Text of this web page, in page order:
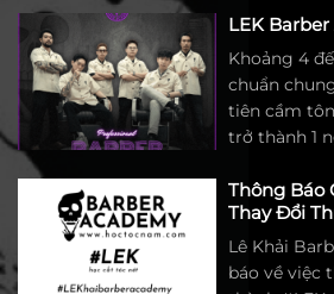
LEK
Khoảng 4
chuẩn
tiên cầm
trở thành 1
Hơn 9 năm
nghề,
cạnh các
cá nhân
Thông Báo
Thay Đổi
Khải Barber
Lê Khải
báo về việc